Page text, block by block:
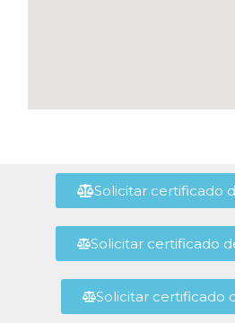
Solicitar certificado
Solicitar certificado
Solicitar certificado